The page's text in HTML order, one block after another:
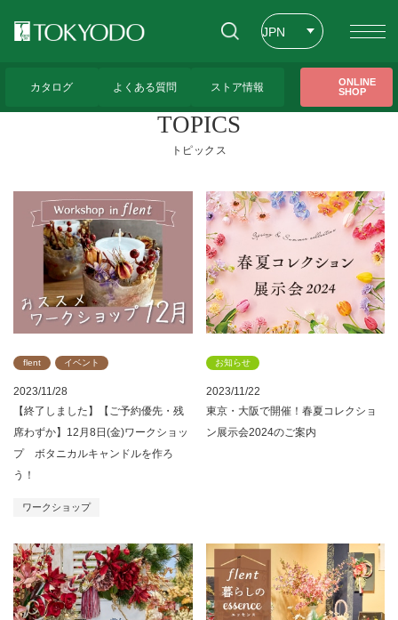
JPN
カタログ よくある質問 ストア情報
ONLINE
SHOP
TOPICS
トピックス
2023/11/28
flent イベント
【終了しました】【ご予約優先・残
席わずか】12月8日(金)ワークショッ
プ ボタニカルキャンドルを作ろ
う！
ワークショップ
2023/11/22
お知らせ
東京・大阪で開催！春夏コレクショ
ン展示会2024のご案内